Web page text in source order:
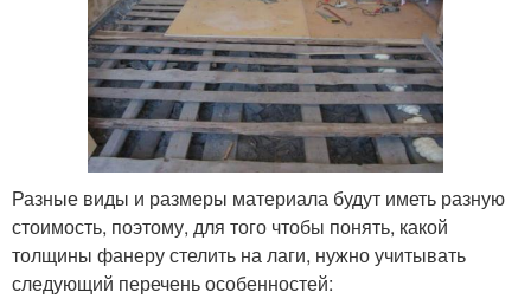
Разные виды и размеры материала будут иметь разную
стоимость, поэтому, для того чтобы понять, какой
толщины фанеру стелить на лаги, нужно учитывать
следующий перечень особенностей: